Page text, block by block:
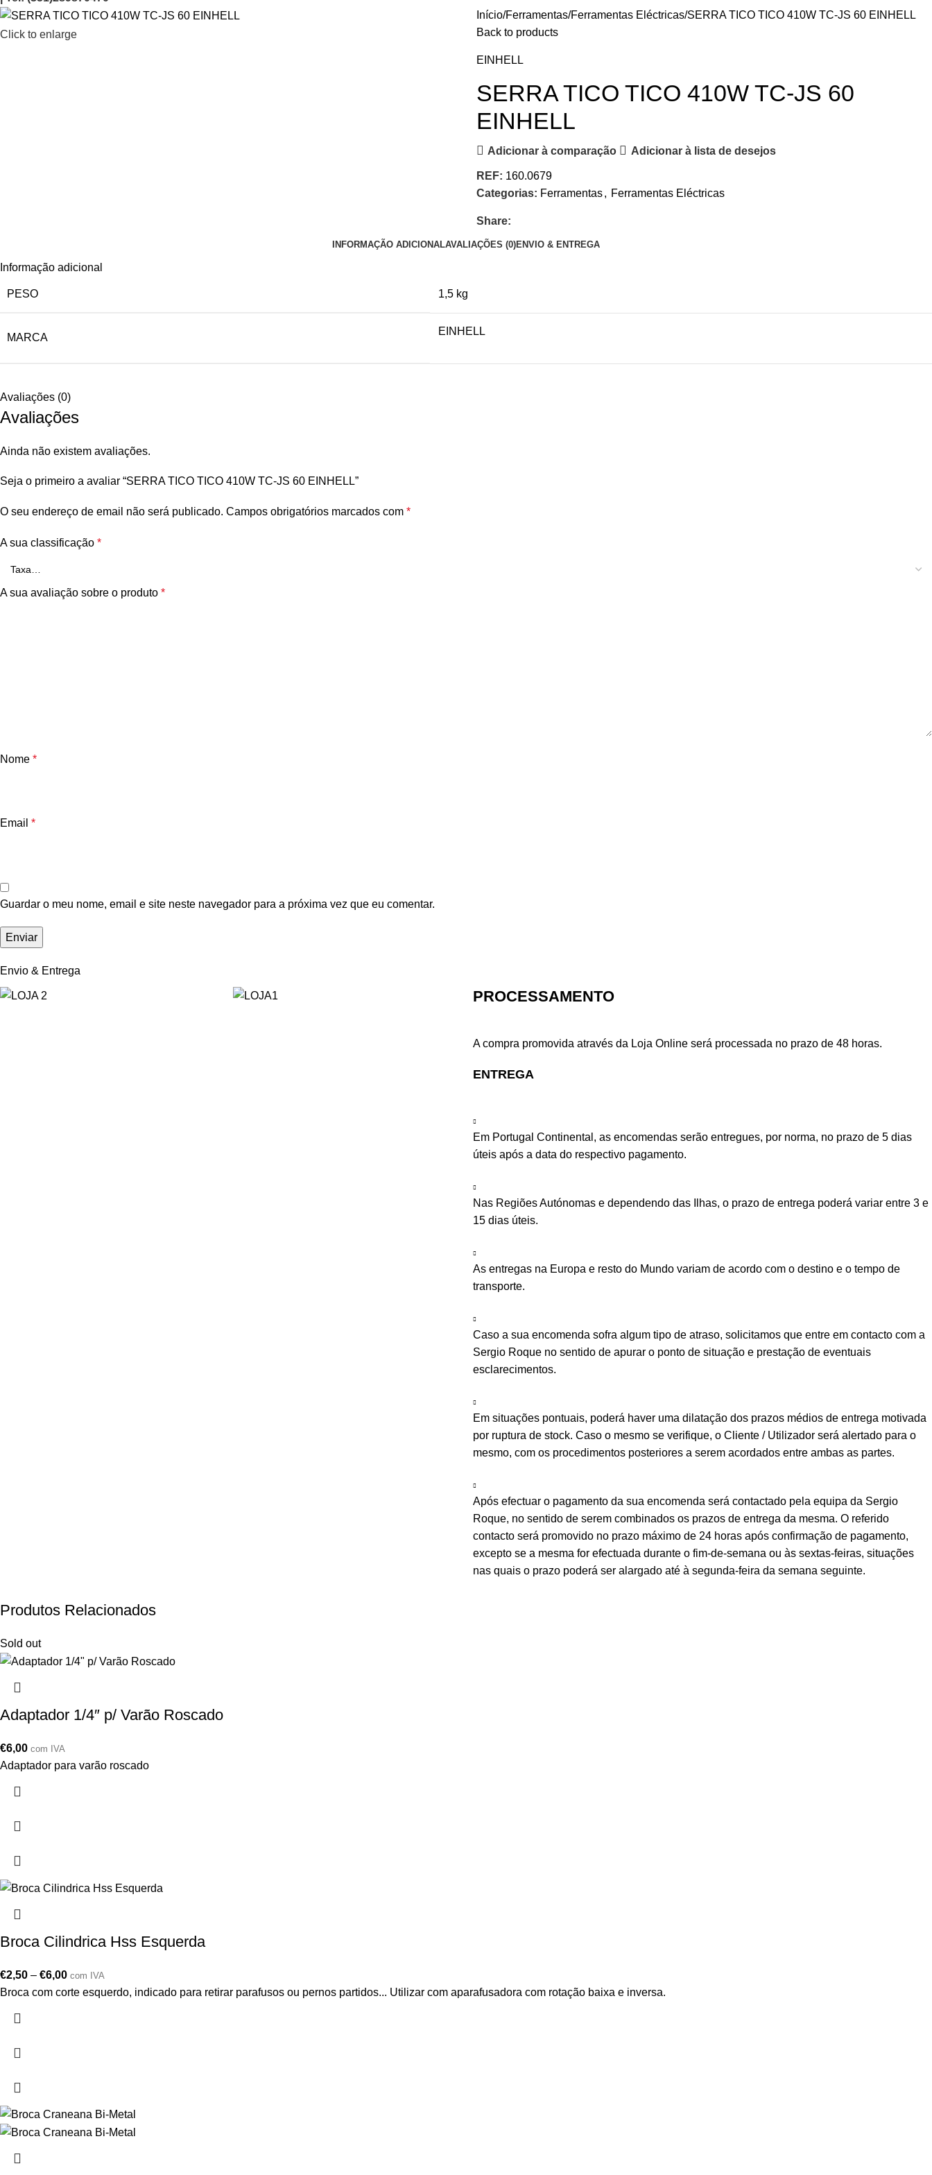
Click to enlarge
Início Ferramentas Ferramentas Eléctricas SERRA TICO TICO 410W TC-JS 60 EINHELL
Back to products
EINHELL
SERRA TICO TICO 410W TC-JS 60
EINHELL
Adicionar à comparação Adicionar à lista de desejos
REF: 160.0679
Categorias: Ferramentas, Ferramentas Eléctricas
Share:
INFORMAÇÃO ADICIONALAVALIAÇÕES (0)ENVIO & ENTREGA
Informação adicional
PESO 1,5 kg
MARCA
EINHELL
Avaliações (0)
Avaliações
Ainda não existem avaliações.
Seja o primeiro a avaliar “SERRA TICO TICO 410W TC-JS 60 EINHELL”
O seu endereço de email não será publicado. Campos obrigatórios marcados com *
A sua classificação *
A sua avaliação sobre o produto *
Nome *
Email *
Guardar o meu nome, email e site neste navegador para a próxima vez que eu comentar.
Envio & Entrega
PROCESSAMENTO
A compra promovida através da Loja Online será processada no prazo de 48 horas.
ENTREGA
Em Portugal Continental, as encomendas serão entregues, por norma, no prazo de 5 dias
úteis após a data do respectivo pagamento.
Nas Regiões Autónomas e dependendo das Ilhas, o prazo de entrega poderá variar entre 3 e
15 dias úteis.
As entregas na Europa e resto do Mundo variam de acordo com o destino e o tempo de
transporte.
Caso a sua encomenda sofra algum tipo de atraso, solicitamos que entre em contacto com a
Sergio Roque no sentido de apurar o ponto de situação e prestação de eventuais
esclarecimentos.
Em situações pontuais, poderá haver uma dilatação dos prazos médios de entrega motivada
por ruptura de stock. Caso o mesmo se verifique, o Cliente / Utilizador será alertado para o
mesmo, com os procedimentos posteriores a serem acordados entre ambas as partes.
Após efectuar o pagamento da sua encomenda será contactado pela equipa da Sergio
Roque, no sentido de serem combinados os prazos de entrega da mesma. O referido
contacto será promovido no prazo máximo de 24 horas após confirmação de pagamento,
excepto se a mesma for efectuada durante o fim-de-semana ou às sextas-feiras, situações
nas quais o prazo poderá ser alargado até à segunda-feira da semana seguinte.
Produtos Relacionados
Sold out
Adaptador 1/4″ p/ Varão Roscado
€6,00 com IVA
Adaptador para varão roscado
Broca Cilindrica Hss Esquerda
€2,50 – €6,00 com IVA
Broca com corte esquerdo, indicado para retirar parafusos ou pernos partidos... Utilizar com aparafusadora com rotação baixa e inversa.